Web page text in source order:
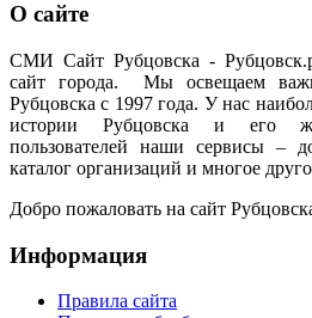
О сайте
СМИ Сайт Рубцовска -
сайт города. Мы освещаем
Рубцовска с 1997 года. У нас
истории Рубцовска и его
пользователей наши сервисы –
каталог организаций и многое
Добро пожаловать на сайт
Информация
Правила сайта